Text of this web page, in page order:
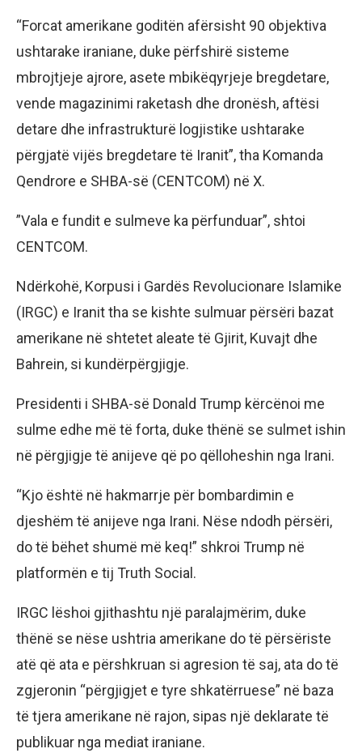
“Forcat amerikane goditën afërsisht 90 objektiva
ushtarake iraniane, duke përfshirë sisteme
mbrojtjeje ajrore, asete mbikëqyrjeje bregdetare,
vende magazinimi raketash dhe dronësh, aftësi
detare dhe infrastrukturë logjistike ushtarake
përgjatë vijës bregdetare të Iranit”, tha Komanda
Qendrore e SHBA-së (CENTCOM) në X.
”Vala e fundit e sulmeve ka përfunduar”, shtoi
CENTCOM.
Ndërkohë, Korpusi i Gardës Revolucionare Islamike
(IRGC) e Iranit tha se kishte sulmuar përsëri bazat
amerikane në shtetet aleate të Gjirit, Kuvajt dhe
Bahrein, si kundërpërgjigje.
Presidenti i SHBA-së Donald Trump kërcënoi me
sulme edhe më të forta, duke thënë se sulmet ishin
në përgjigje të anijeve që po qëlloheshin nga Irani.
“Kjo është në hakmarrje për bombardimin e
djeshëm të anijeve nga Irani. Nëse ndodh përsëri,
do të bëhet shumë më keq!” shkroi Trump në
platformën e tij Truth Social.
IRGC lëshoi ​​gjithashtu një paralajmërim, duke
thënë se nëse ushtria amerikane do të përsëriste
atë që ata e përshkruan si agresion të saj, ata do të
zgjeronin “përgjigjet e tyre shkatërruese” në baza
të tjera amerikane në rajon, sipas një deklarate të
publikuar nga mediat iraniane.